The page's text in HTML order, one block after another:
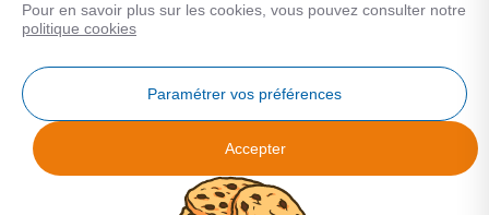
COOKIES
Analyse des performances
© 2026 Facilogi - Solutions en stratégie et intelligence immobilière
Pour en savoir plus sur les cookies, vous pouvez consulter notre
politique cookies
Paramétrer vos préférences
Accepter